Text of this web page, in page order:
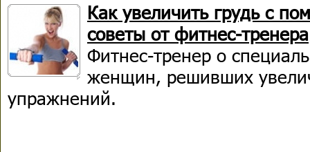
Как увеличить грудь с
советы от фитнес-тренера
Фитнес-тренер о
женщин, решивших
упражнений.